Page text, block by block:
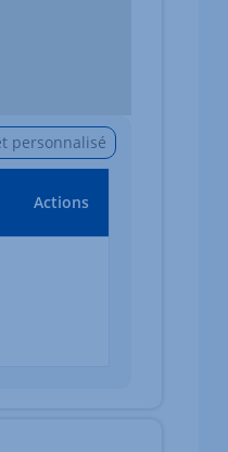
personnalisé
Actions